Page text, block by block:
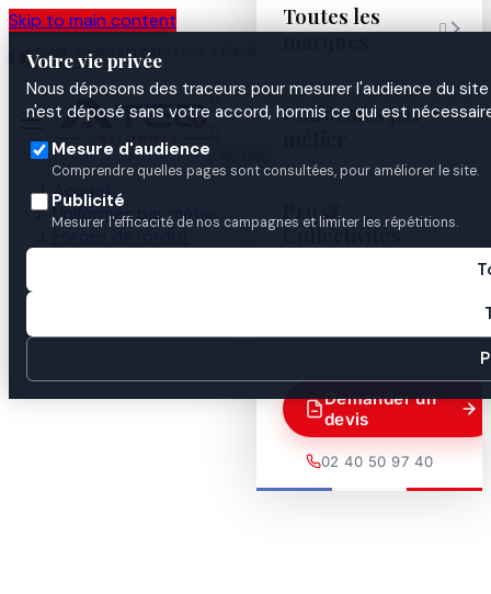
Skip to main content
Votre vie privée
Nous déposons des traceurs pour mesurer l'audience du
n'est déposé sans votre accord, hormis ce qui est
Mesure d'audience
Comprendre quelles pages sont consultées, pour améliorer le site.
Publicité
Mesurer l'efficacité de nos campagnes et limiter les répétitions.
Atelier de personnalisation à Nantes
depuis 2003

Toutes les
marques

Uniformes par
Pro &
Collectivités
Demander un
devis
02 40 50 97 40
Accueil
Uniformes par métier